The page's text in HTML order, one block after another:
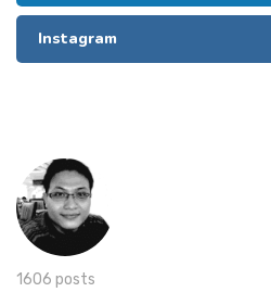
Instagram
1606 posts